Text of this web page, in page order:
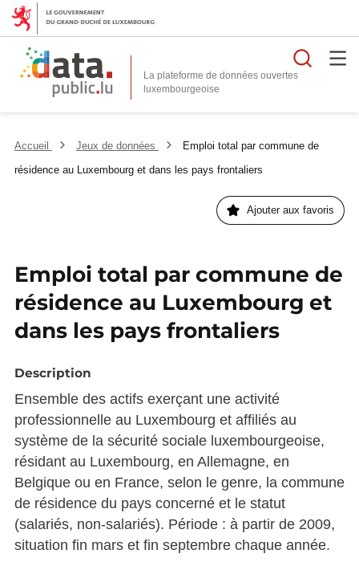
La plateforme de données ouvertes
Accueil Jeux de données
Emploi total par commune de
résidence au Luxembourg et dans les pays frontaliers
Ajouter aux favoris
Emploi total par commune de
résidence au Luxembourg et
dans les pays frontaliers
Description
Ensemble des actifs exerçant une activité
professionnelle au Luxembourg et affiliés au
système de la sécurité sociale luxembourgeoise,
résidant au Luxembourg, en Allemagne, en
Belgique ou en France, selon le genre, la commune
de résidence du pays concerné et le statut
(salariés, non-salariés). Période : à partir de 2009,
situation fin mars et fin septembre chaque année.